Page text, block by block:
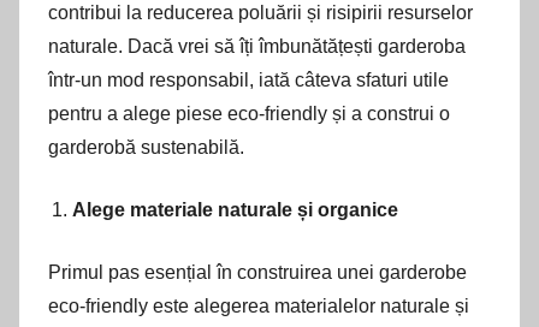
contribui la reducerea poluării și risipirii resurselor
naturale. Dacă vrei să îți îmbunătățești garderoba
într-un mod responsabil, iată câteva sfaturi utile
pentru a alege piese eco-friendly și a construi o
garderobă sustenabilă.
Alege materiale naturale și organice
Primul pas esențial în construirea unei garderobe
eco-friendly este alegerea materialelor naturale și